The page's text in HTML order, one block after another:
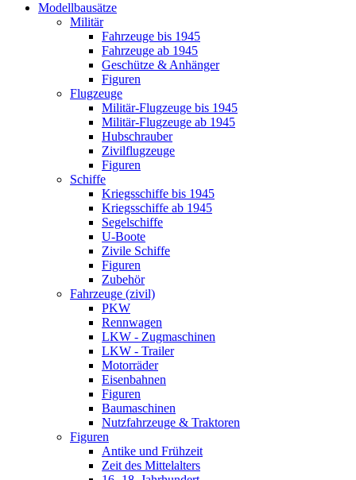
Modellbausätze
Militär
Fahrzeuge bis 1945
Fahrzeuge ab 1945
Geschütze & Anhänger
Figuren
Flugzeuge
Militär-Flugzeuge bis 1945
Militär-Flugzeuge ab 1945
Hubschrauber
Zivilflugzeuge
Figuren
Schiffe
Kriegsschiffe bis 1945
Kriegsschiffe ab 1945
Segelschiffe
U-Boote
Zivile Schiffe
Figuren
Zubehör
Fahrzeuge (zivil)
PKW
Rennwagen
LKW - Zugmaschinen
LKW - Trailer
Motorräder
Eisenbahnen
Figuren
Baumaschinen
Nutzfahrzeuge & Traktoren
Figuren
Antike und Frühzeit
Zeit des Mittelalters